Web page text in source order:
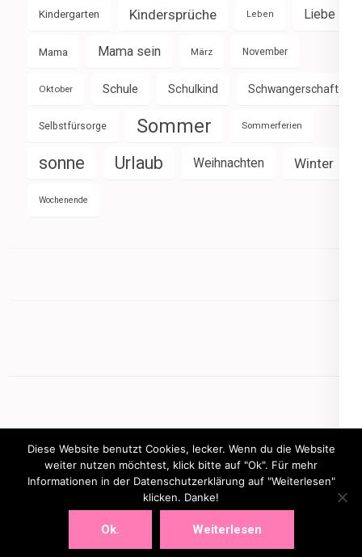
Kindergarten Kindersprüche Leben Liebe
Mama Mama sein März November
Oktober Schule Schulkind Schwangerschaft
Selbstfürsorge Sommer Sommerferien
sonne Urlaub Weihnachten Winter
Wochenende
mamasbusiness.de
Diese Website benutzt Cookies, lecker. Wenn du die Website
weiter nutzen möchtest, klick bitte auf "Ok". Für mehr
Informationen in der Datenschutzerklärung auf "Weiterlesen"
klicken. Danke!
Ok. Weiterlesen